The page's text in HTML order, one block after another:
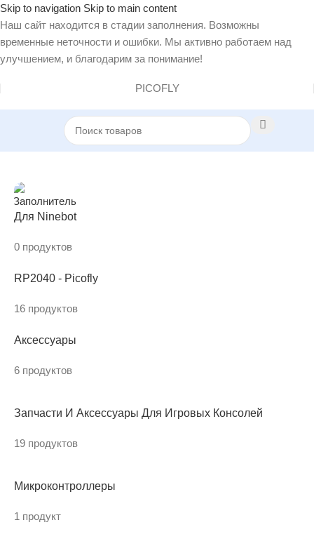
Skip to navigation Skip to main content
Наш сайт находится в стадии заполнения. Возможны
временные неточности и ошибки. Мы активно работаем над
улучшением, и благодарим за понимание!
PICOFLY
Товар Консоль/Playstation
Для Ninebot
0 продуктов
RP2040 - Picofly
16 продуктов
Аксессуары
6 продуктов
Запчасти И Аксессуары Для Игровых Консолей
19 продуктов
Микроконтроллеры
1 продукт